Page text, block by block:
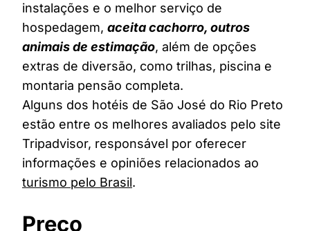
instalações e o melhor serviço de
hospedagem, aceita cachorro, outros
animais de estimação, além de opções
extras de diversão, como trilhas, piscina e
montaria pensão completa.
Alguns dos hotéis de São José do Rio Preto
estão entre os melhores avaliados pelo site
Tripadvisor, responsável por oferecer
informações e opiniões relacionados ao
turismo pelo Brasil.
Preço